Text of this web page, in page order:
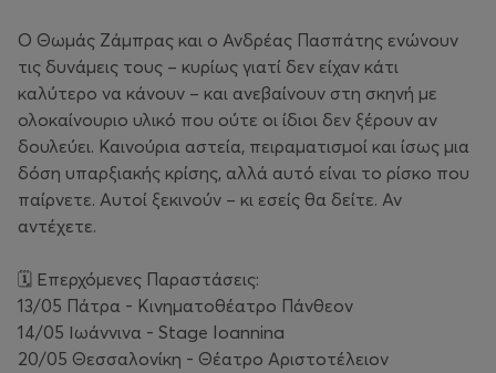
Ο Θωμάς Ζάμπρας και ο Ανδρέας Πασπάτης ενώνουν
τις δυνάμεις τους – κυρίως γιατί δεν είχαν κάτι
καλύτερο να κάνουν – και ανεβαίνουν στη σκηνή με
ολοκαίνουριο υλικό που ούτε οι ίδιοι δεν ξέρουν αν
δουλεύει. Καινούρια αστεία, πειραματισμοί και ίσως μια
δόση υπαρξιακής κρίσης, αλλά αυτό είναι το ρίσκο που
παίρνετε. Αυτοί ξεκινούν – κι εσείς θα δείτε. Αν
αντέχετε.
🗓️ Επερχόμενες Παραστάσεις:
13/05 Πάτρα - Κινηματοθέατρο Πάνθεον
14/05 Ιωάννινα - Stage Ioannina
20/05 Θεσσαλονίκη - Θέατρο Αριστοτέλειον